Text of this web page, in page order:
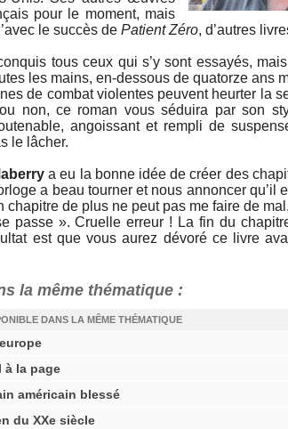
pour le moment, mais
le succès de Patient Zéro, d’autres
tous ceux qui s’y sont essayés,
les mains, en-dessous de quatorze ans
de combat violentes peuvent heurter la
non, ce roman vous séduira par son
angoissant et rempli de
le lâcher.
a eu la bonne idée de créer des
a beau tourner et nous annoncer qu’il
chapitre de plus ne peut pas me faire de
passe ». Cruelle erreur ! La fin du
est que vous aurez dévoré ce livre
la même thématique :
DANS LA MÊME THÉMATIQUE
à la page
américain blessé
du XXe siècle